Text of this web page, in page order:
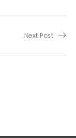
Next Post